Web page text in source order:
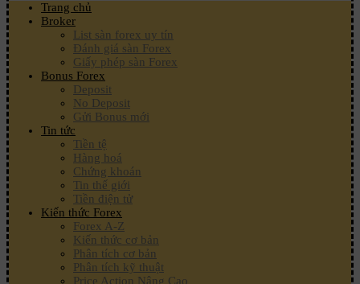
Trang chủ
Broker
List sàn forex uy tín
Đánh giá sàn Forex
Giấy phép sàn Forex
Bonus Forex
Deposit
No Deposit
Gửi Bonus mới
Tin tức
Tiền tệ
Hàng hoá
Chứng khoán
Tin thế giới
Tiền điện tử
Kiến thức Forex
Forex A-Z
Kiến thức cơ bản
Phân tích cơ bản
Phân tích kỹ thuật
Price Action Nâng Cao